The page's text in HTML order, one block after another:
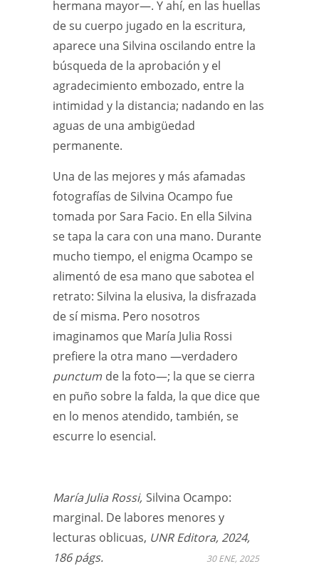
hermana mayor—. Y ahí, en las huellas
de su cuerpo jugado en la escritura,
aparece una Silvina oscilando entre la
búsqueda de la aprobación y el
agradecimiento embozado, entre la
intimidad y la distancia; nadando en las
aguas de una ambigüedad
permanente.
Una de las mejores y más afamadas
fotografías de Silvina Ocampo fue
tomada por Sara Facio. En ella Silvina
se tapa la cara con una mano. Durante
mucho tiempo, el enigma Ocampo se
alimentó de esa mano que sabotea el
retrato: Silvina la elusiva, la disfrazada
de sí misma. Pero nosotros
imaginamos que María Julia Rossi
prefiere la otra mano —verdadero
punctum de la foto—; la que se cierra
en puño sobre la falda, la que dice que
en lo menos atendido, también, se
escurre lo esencial.
María Julia Rossi, Silvina Ocampo:
marginal. De labores menores y
lecturas oblicuas, UNR Editora, 2024,
186 págs.
30 ENE, 2025